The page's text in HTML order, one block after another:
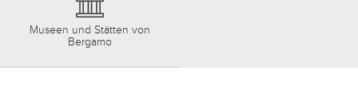
Museen und Stätten von
Bergamo